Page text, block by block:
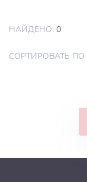
НАЙДЕНО: 0
СОРТИРОВАТЬ ПО